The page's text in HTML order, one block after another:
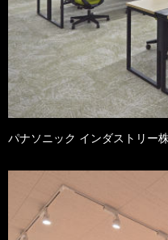
パナソニック インダストリー